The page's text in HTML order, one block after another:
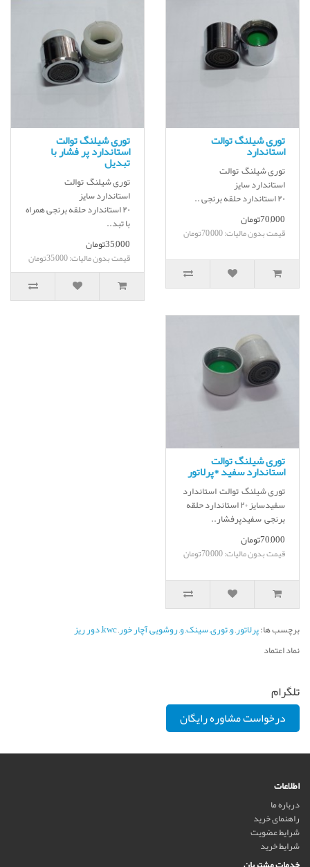
توری شیلنگ توالت
استاندارد
توری شیلنگ توالت
استاندارد سایز
۲۰ استاندارد حلقه برنجی ..
70,000تومان
قیمت بدون مالیات: 70,000تومان
توری شیلنگ توالت
استاندارد پر فشار با
تبدیل
توری شیلنگ توالت
استاندارد سایز
۲۰ استاندارد حلقه برنجی همراه
با تبد..
35,000تومان
قیمت بدون مالیات: 35,000تومان
توری شیلنگ توالت
استاندارد سفید *پرلاتور
توری شیلنگ توالت استاندارد
سفیدسایز ۲۰ استاندارد حلقه
برنجی سفیدپرفشار..
70,000تومان
قیمت بدون مالیات: 70,000تومان
برچسب ها:پرلاتور,و,توری,سینک,و,روشویی,آچار خور,
kwc
,دور ریز
نماد اعتماد
تلگرام
درخواست مشاوره رایگان
اطلاعات
درباره ما
راهنمای خرید
شرایط عضویت
شرایط خرید